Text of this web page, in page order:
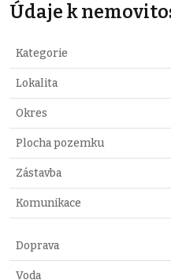
Údaje k
Kategorie
Lokalita
Okres
Plocha pozemku
Zástavba
Komunikace
Doprava
Voda